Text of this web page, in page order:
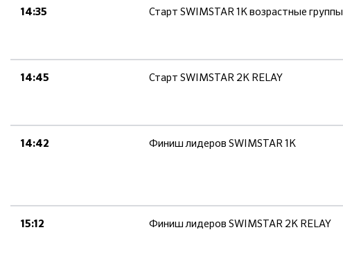
14:35 Старт SWIMSTAR 1K возрастные группы
14:45 Старт SWIMSTAR 2K RELAY
14:42 Финиш лидеров SWIMSTAR 1K
15:12 Финиш лидеров SWIMSTAR 2K RELAY